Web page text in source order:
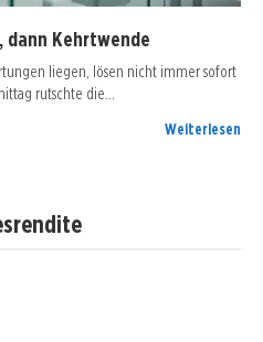
dann Kehrtwende
liegen, lösen nicht immer sofort
rutschte die…
Weiterlesen